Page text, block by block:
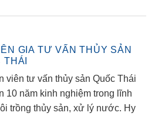
GIA TƯ VẤN THỦY SẢN
THÁI
viên tư vấn thủy sản Quốc Thái
10 năm kinh nghiệm trong lĩnh
trồng thủy sản, xử lý nước. Hy